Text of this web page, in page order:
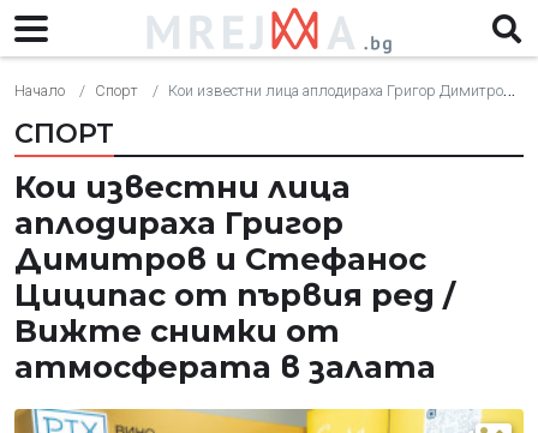
Начало Спорт Кои известни лица аплодираха Григор Димитров и Стефанос Циципас от първия ред / Вижте снимки от атмосферата в залата
СПОРТ
Кои известни лица
аплодираха Григор
Димитров и Стефанос
Циципас от първия ред /
Вижте снимки от
атмосферата в залата